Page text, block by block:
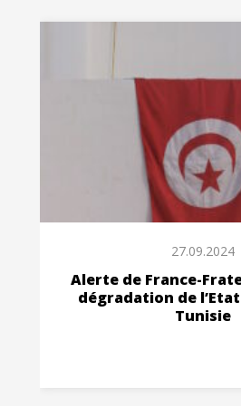
27.09.2024
Alerte de France-
dégradation de
Tunisie